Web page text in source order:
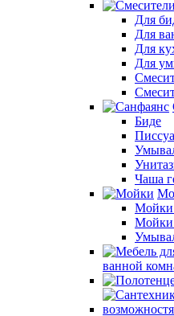
Для
Для
Для
Для
Биде
Чаша
Мойки
Мойки
ванной